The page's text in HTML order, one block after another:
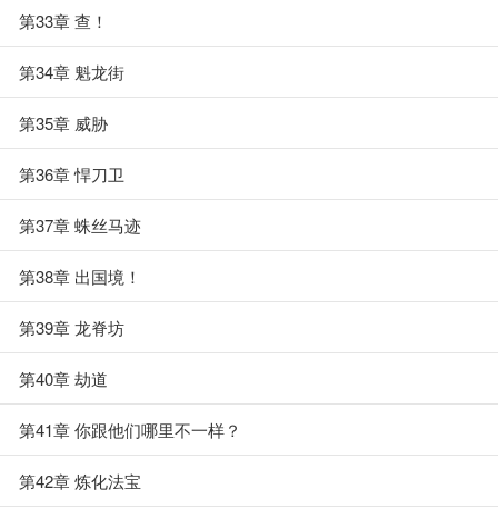
第33章 查！
第34章 魁龙街
第35章 威胁
第36章 悍刀卫
第37章 蛛丝马迹
第38章 出国境！
第39章 龙脊坊
第40章 劫道
第41章 你跟他们哪里不一样？
第42章 炼化法宝